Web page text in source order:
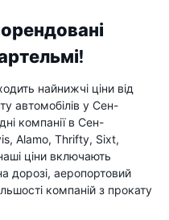
найнижчі ціни від
автомобілів у Сен-
компанії в Сен-
Alamo, Thrifty, Sixt,
ціни включають
дорозі, аеропортовий
компаній з прокату